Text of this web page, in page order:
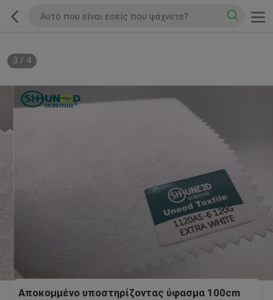
3 / 4
Αποκομμένο υποστηρίζοντας ύφασμα 100cm